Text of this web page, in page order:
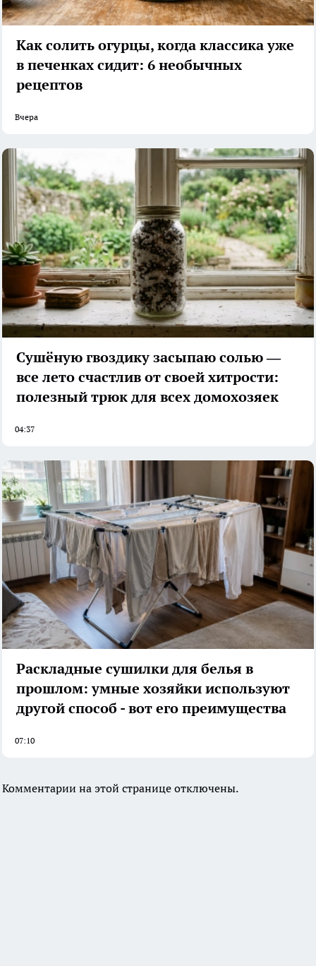
Как солить огурцы, когда классика уже
в печенках сидит: 6 необычных
рецептов
Вчера
Сушёную гвоздику засыпаю солью —
все лето счастлив от своей хитрости:
полезный трюк для всех домохозяек
04:37
Раскладные сушилки для белья в
прошлом: умные хозяйки используют
другой способ - вот его преимущества
07:10
Комментарии на этой странице отключены.